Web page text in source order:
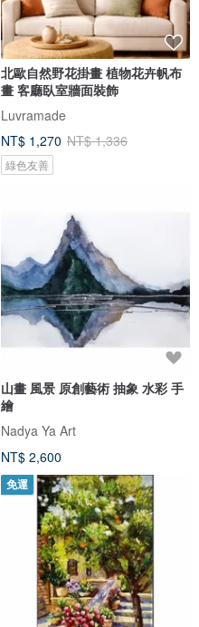
北歐自然野花掛畫 植物花卉帆布
畫 客廳臥室牆面裝飾
Luvramade
NT$ 1,270 NT$ 1,336
綠色友善
山畫 風景 原創藝術 抽象 水彩 手
繪
Nadya Ya Art
NT$ 2,600
免運